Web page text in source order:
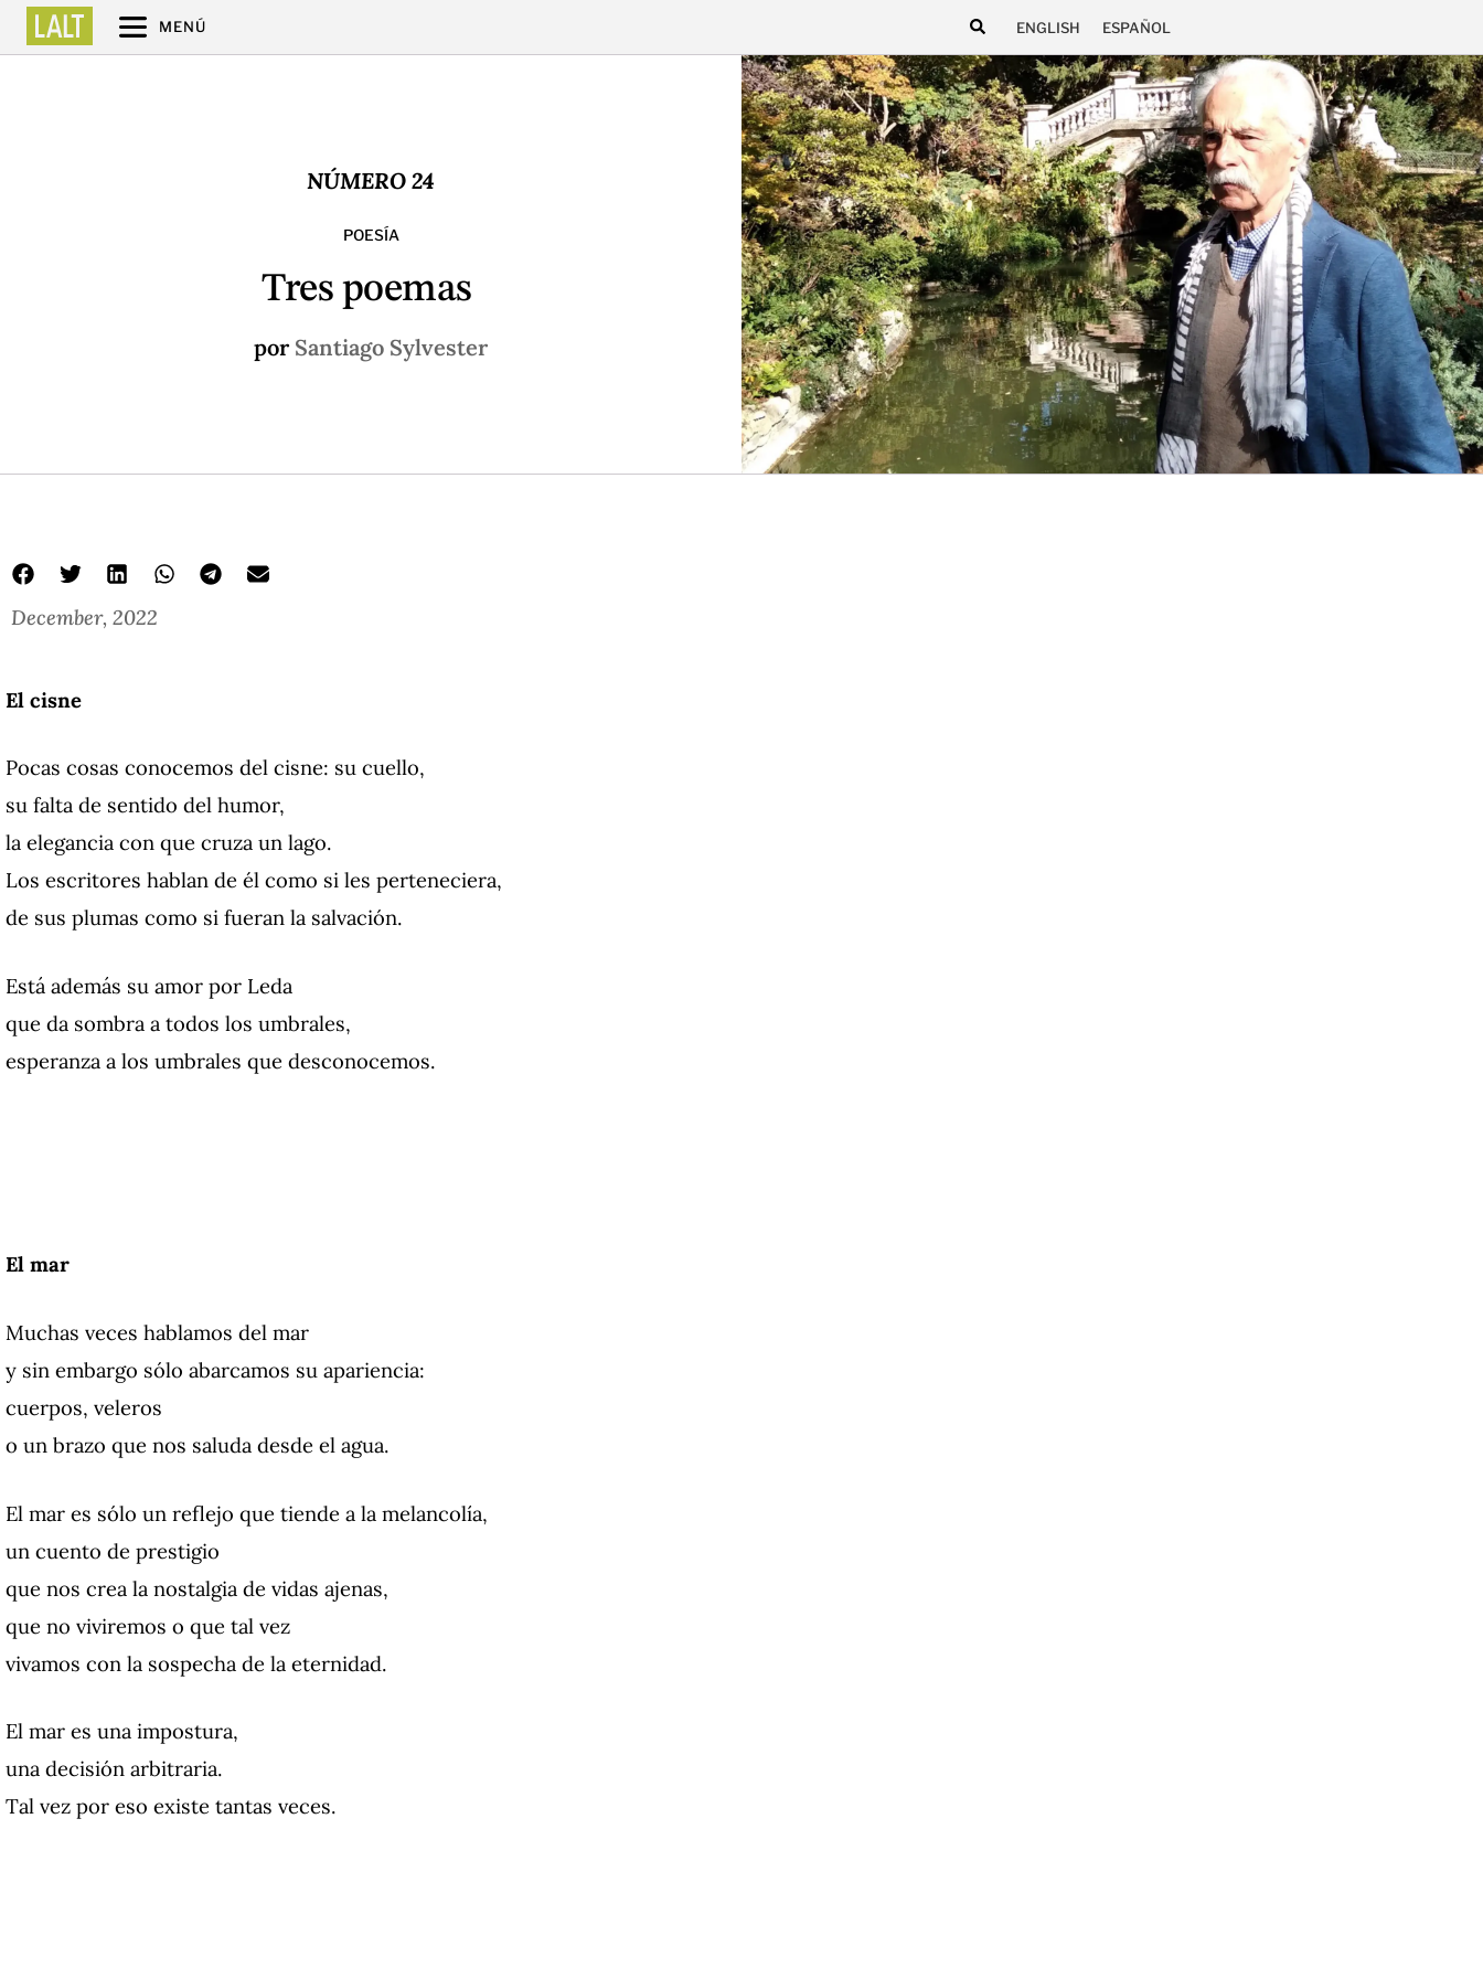
MENÚ ENGLISH ESPAÑOL
NÚMERO 24
POESÍA
Tres poemas
por Santiago Sylvester
December, 2022
El cisne
Pocas cosas conocemos del cisne: su cuello,
su falta de sentido del humor,
la elegancia con que cruza un lago.
Los escritores hablan de él como si les perteneciera,
de sus plumas como si fueran la salvación.
Está además su amor por Leda
que da sombra a todos los umbrales,
esperanza a los umbrales que desconocemos.
El mar
Muchas veces hablamos del mar
y sin embargo sólo abarcamos su apariencia:
cuerpos, veleros
o un brazo que nos saluda desde el agua.
El mar es sólo un reflejo que tiende a la melancolía,
un cuento de prestigio
que nos crea la nostalgia de vidas ajenas,
que no viviremos o que tal vez
vivamos con la sospecha de la eternidad.
El mar es una impostura,
una decisión arbitraria.
Tal vez por eso existe tantas veces.